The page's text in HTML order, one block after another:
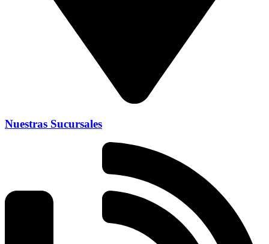
Nuestras Sucursales